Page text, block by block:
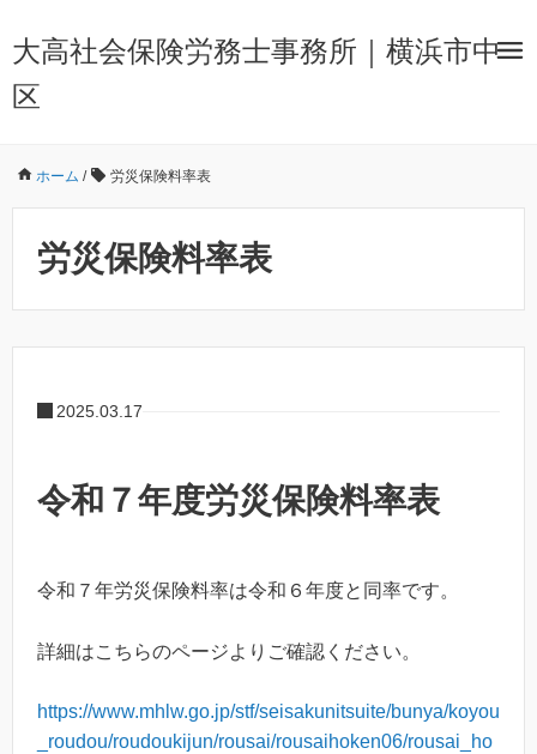
大高社会保険労務士事務所｜横浜市中
区
ホーム / 労災保険料率表
労災保険料率表
2025.03.17
令和７年度労災保険料率表
令和７年労災保険料率は令和６年度と同率です。
詳細はこちらのページよりご確認ください。
https://www.mhlw.go.jp/stf/seisakunitsuite/bunya/koyou
_roudou/roudoukijun/rousai/rousaihoken06/rousai_ho